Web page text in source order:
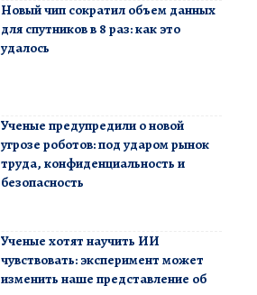
Новый чип сократил объем данных
для спутников в 8 раз: как это
удалось
Ученые предупредили о новой
угрозе роботов: под ударом рынок
труда, конфиденциальность и
безопасность
Ученые хотят научить ИИ
чувствовать: эксперимент может
изменить наше представление об